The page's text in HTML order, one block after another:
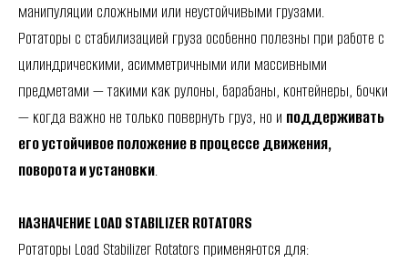
манипуляции сложными или неустойчивыми грузами.
Ротаторы с стабилизацией груза особенно полезны при работе с
цилиндрическими, асимметричными или массивными
предметами — такими как рулоны, барабаны, контейнеры, бочки
— когда важно не только повернуть груз, но и поддерживать
его устойчивое положение в процессе движения,
поворота и установки.
НАЗНАЧЕНИЕ LOAD STABILIZER ROTATORS
Ротаторы Load Stabilizer Rotators применяются для: